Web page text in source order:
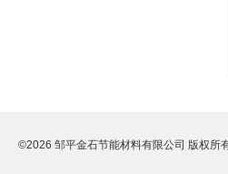
©2026 邹平金石节能材料有限公司 版权